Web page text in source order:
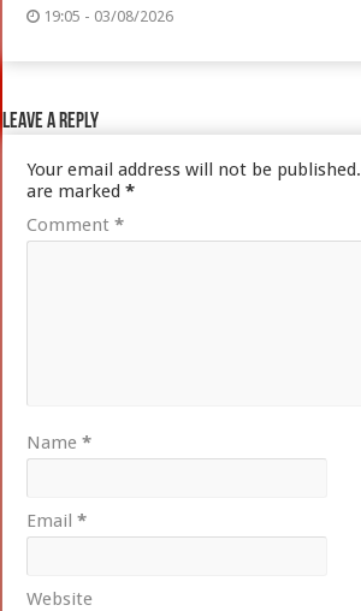
19:05 - 03/08/2026
Leave a Reply
Your email address will not be published.
are marked*
Comment*
Name*
Email*
Website